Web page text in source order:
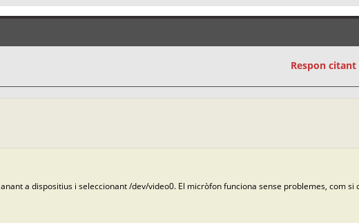
Respon
a dispositius i seleccionant /dev/video0. El micròfon funciona sense problemes, com si